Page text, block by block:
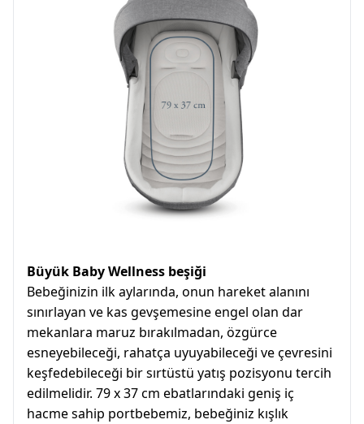
Büyük Baby Wellness beşiği
Bebeğinizin ilk aylarında, onun hareket alanını
sınırlayan ve kas gevşemesine engel olan dar
mekanlara maruz bırakılmadan, özgürce
esneyebileceği, rahatça uyuyabileceği ve çevresini
keşfedebileceği bir sırtüstü yatış pozisyonu tercih
edilmelidir. 79 x 37 cm ebatlarındaki geniş iç
hacme sahip portbebemiz, bebeğiniz kışlık